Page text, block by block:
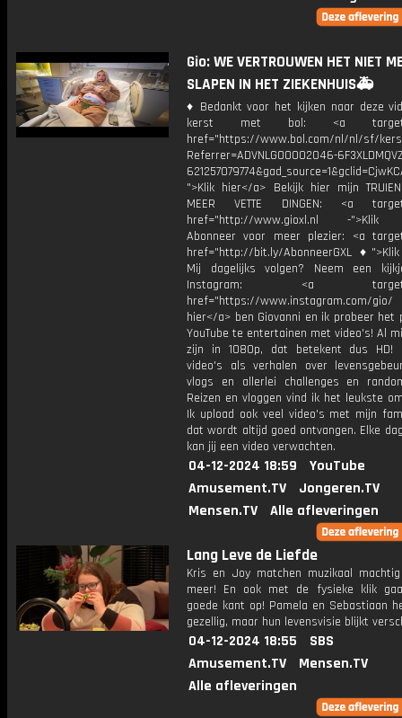
Gio: WE VERTROUWEN HET NIET
SLAPEN IN HET ZIEKENHUIS🚑
♦ Bedankt voor het kijken naar deze
kerst met bol: <a
href="https://www.bol.com/nl/nl/sf/
Referrer=ADVNLGOO002046-
">Klik hier</a> Bekijk hier mijn
MEER VETTE DINGEN: <a
href="http://www.gioxl.nl -">Klik
Abonneer voor meer plezier: <a
href="http://bit.ly/AbonneerGXL
Mij dagelijks volgen? Neem een
Instagram: <a
href="https://www.instagram.com/
hier</a> ben Giovanni en ik probeer het
YouTube te entertainen met video's! Al
zijn in 1080p, dat betekent dus HD!
video's als verhalen over
vlogs en allerlei challenges en
Reizen en vloggen vind ik het leukste
Ik upload ook veel video's met mijn
dat wordt altijd goed ontvangen. Elke
kan jij een video verwachten.
04-12-2024 18:59
YouTube
Amusement.TV
Jongeren.TV
Mensen.TV
Alle afleveringen
Lang Leve de Liefde
Kris en Joy matchen muzikaal
meer! En ook met de fysieke klik
goede kant op! Pamela en Sebastiaan
gezellig, maar hun levensvisie blijkt
04-12-2024 18:55
SBS
Amusement.TV
Mensen.TV
Alle afleveringen